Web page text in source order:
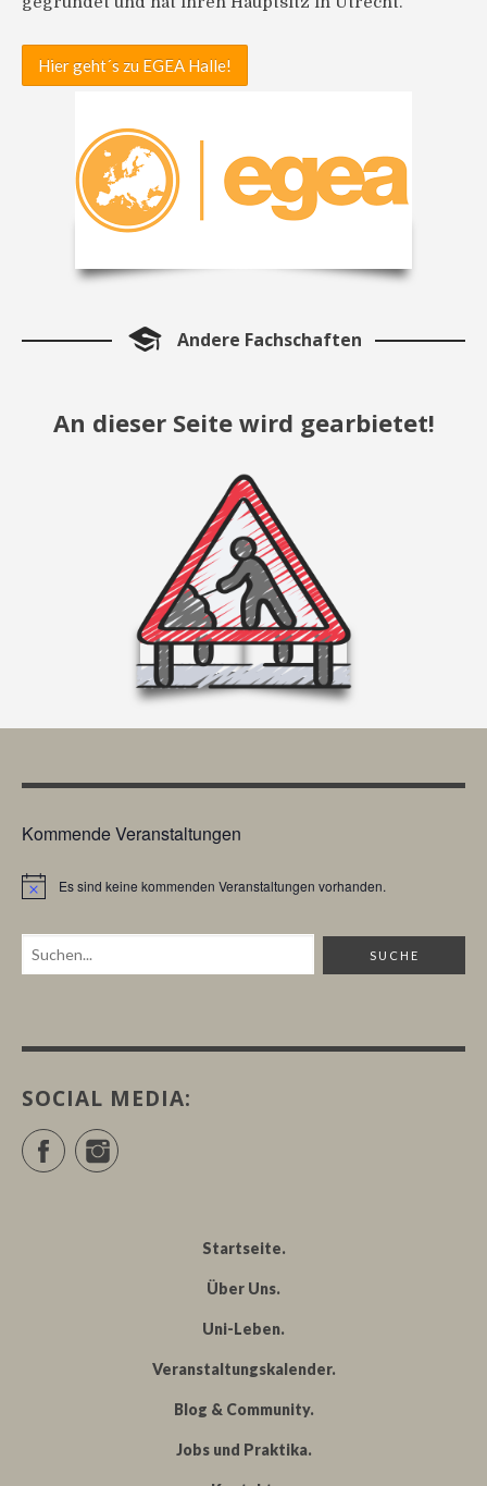
Hier geht´s zu EGEA Halle!
Andere Fachschaften
An dieser Seite wird gearbietet!
Kommende Veranstaltungen
Es sind keine kommenden Veranstaltungen vorhanden.
SOCIAL MEDIA:
FacebookInstagram
Startseite
Über Uns
Uni-Leben
Veranstaltungskalender
Blog & Community
Jobs und Praktika